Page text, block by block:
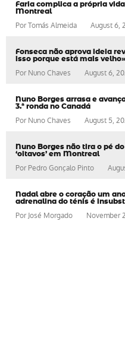
Faria complica a própria
Montreal
PorTomás Almeida August 6,
Fonseca não aprova ideia
isso porque está mais velho»
Por Nuno Chaves August 6,
Nuno Borges arrasa e
3.ª ronda no Canadá
PorNuno Chaves August 5,
Nuno Borges não tira o pé
‘oitavos’ em Montreal
Por Pedro Gonçalo Pinto
Nadal abre o coração um
adrenalina do ténis é
PorJosé Morgado November